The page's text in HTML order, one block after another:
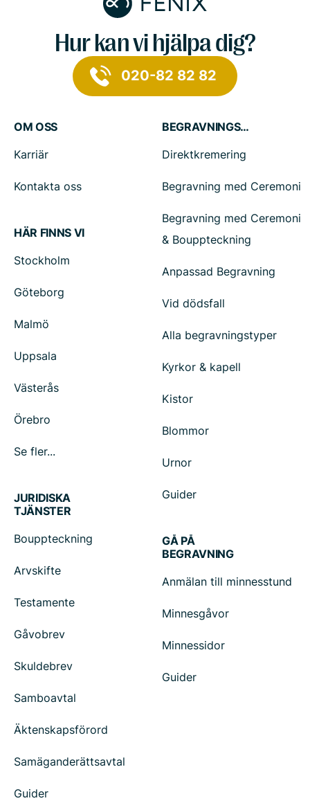
Hur kan vi hjälpa dig?
020-82 82 82
OM OSS
Karriär
Kontakta oss
HÄR FINNS VI
Stockholm
Göteborg
Malmö
Uppsala
Västerås
Örebro
Se fler...
BEGRAVNINGSTJÄNSTER
Direktkremering
Begravning med Ceremoni
Begravning med Ceremoni
& Bouppteckning
Anpassad Begravning
Vid dödsfall
Alla begravningstyper
Kyrkor & kapell
Kistor
Blommor
Urnor
Guider
JURIDISKA
TJÄNSTER
Bouppteckning
Arvskifte
Testamente
Gåvobrev
Skuldebrev
Samboavtal
Äktenskapsförord
Samäganderättsavtal
Guider
GÅ PÅ
BEGRAVNING
Anmälan till minnesstund
Minnesgåvor
Minnessidor
Guider